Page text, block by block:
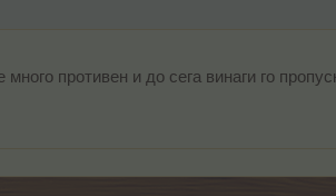
противен и до сега винаги го